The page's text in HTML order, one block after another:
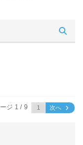
ジ 1 / 9 次へ